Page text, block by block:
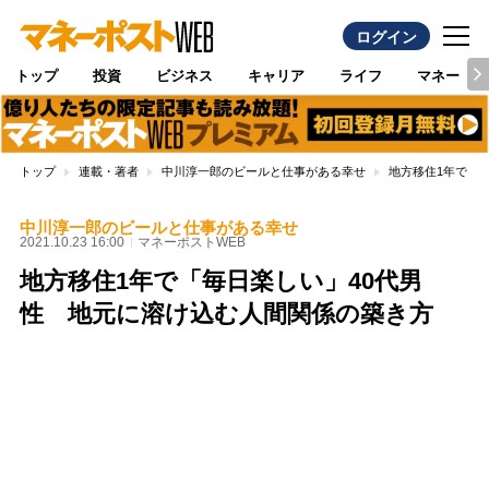
ログイン
トップ 投資 ビジネス キャリア ライフ マネー
トップ 連載・著者 中川淳一郎のビールと仕事がある幸せ 地方移住1年で「
中川淳一郎のビールと仕事がある幸せ
2021.10.23 16:00 マネーポストWEB
地方移住1年で「毎日楽しい」40代男
性 地元に溶け込む人間関係の築き方